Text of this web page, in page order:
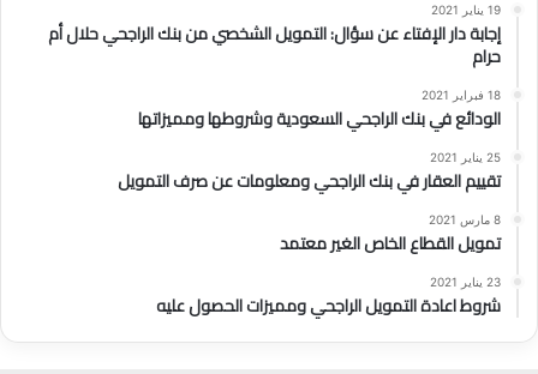
19 يناير 2021
إجابة دار الإفتاء عن سؤال: التمويل الشخصي من بنك الراجحي حلال أم
حرام
18 فبراير 2021
الودائع في بنك الراجحي السعودية وشروطها ومميزاتها
25 يناير 2021
تقييم العقار في بنك الراجحي ومعلومات عن صرف التمويل
8 مارس 2021
تمويل القطاع الخاص الغير معتمد
23 يناير 2021
شروط اعادة التمويل الراجحي ومميزات الحصول عليه